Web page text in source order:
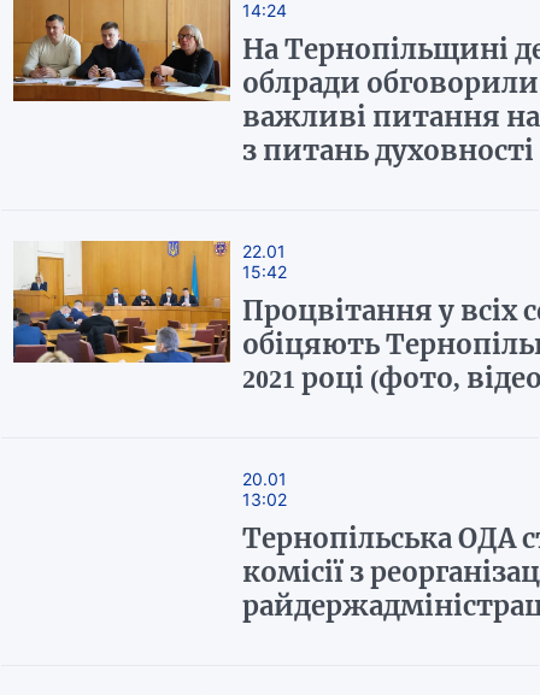
14:24
На Тернопільщині
облради обговорили
важливі питання на
з питань духовності
22.01
15:42
Процвітання у всіх
обіцяють
2021 році (фото,
20.01
13:02
Тернопільська ОДА
комісії з